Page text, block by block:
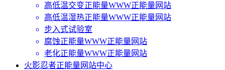
高低温交变正能量WWW正能量网站
高低温湿热正能量WWW正能量网站
步入式试验室
腐蚀正能量WWW正能量网站
老化正能量WWW正能量网站
火影忍者正能量网站中心